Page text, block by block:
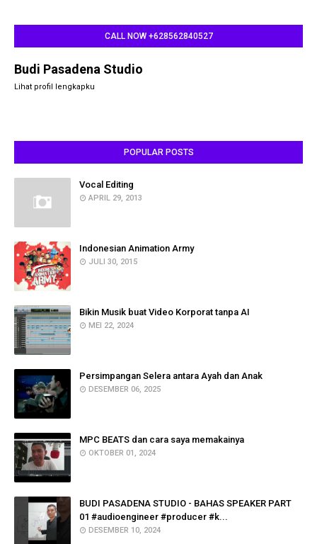
CALL NOW +628562840527
Budi Pasadena Studio
Lihat profil lengkapku
POPULAR POSTS
Vocal Editing
APRIL 29, 2013
Indonesian Animation Army
JULI 30, 2015
Bikin Musik buat Video Korporat tanpa AI
MEI 22, 2024
Persimpangan Selera antara Ayah dan Anak
DESEMBER 06, 2025
MPC BEATS dan cara saya memakainya
OKTOBER 01, 2024
BUDI PASADENA STUDIO - BAHAS SPEAKER PART
01 #audioengineer #producer #k...
DESEMBER 10, 2024